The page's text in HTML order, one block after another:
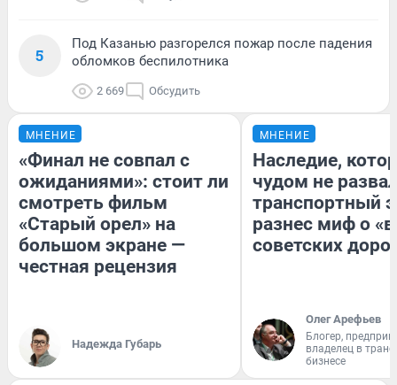
5
Под Казанью разгорелся пожар после падения
обломков беспилотника
2 669 Обсудить
МНЕНИЕ
«Финал не совпал с
ожиданиями»: стоит ли
смотреть фильм
«Старый орел» на
большом экране —
честная рецензия
Надежда Губарь
МНЕНИЕ
Наследие,
чудом не
транспортный
разнес миф о
советских
Олег Арефьев
Блогер,
владелец в
бизнесе